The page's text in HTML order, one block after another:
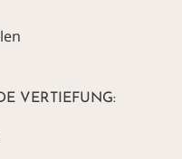
VERTIEFUNG: